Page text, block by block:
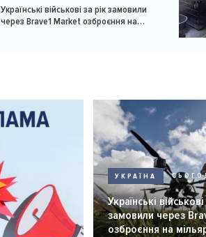
Українські військові за рік замовили
через Brave1 Market озброєння на
УКРАЇНА
Українські
замовили через
озброєння на